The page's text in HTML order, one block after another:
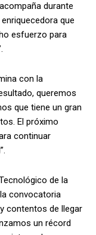
durante
que
esfuerzo para
con la
queremos
que tiene un gran
El próximo
continuar
de la
convocatoria
contentos de llegar
un récord